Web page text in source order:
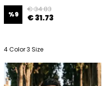
%9
€ 34.83
€ 31.73
4 Color 3 Size